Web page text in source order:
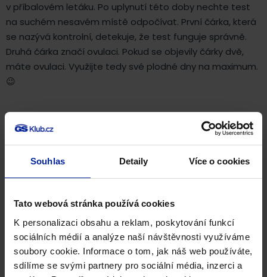
Souhlas Detaily Více o cookies
Tato webová stránka používá cookies
K personalizaci obsahu a reklam, poskytování funkcí
sociálních médií a analýze naší návštěvnosti využíváme
soubory cookie. Informace o tom, jak náš web používáte,
sdílíme se svými partnery pro sociální média, inzerci a
v příbalovém letáku. Po uplynutí této doby nechte test
na suchém nesavém místě odpočívat. První čárka, která
se nazývá kontrolní, detekuje, že test funguje správně.
Druhá čárka značí ovulaci. Pokud se objevily čárky dvě,
máte ovulaci. Využijte tedy své plodné dny na maximum.
😉
Štítky:
ovulace
ovulační test těhotenství
Dejte o něm vědět svým přátelům.
Facebook
Twitter